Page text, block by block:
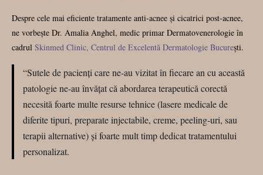
Despre cele mai eficiente tratamente anti-acnee și cicatrici post-acnee,
ne vorbește Dr. Amalia Anghel, medic primar Dermatovenerologie în
cadrul Skinmed Clinic, Centrul de Excelentă Dermatologie București.
“Sutele de pacienți care ne-au vizitat în fiecare an cu această
patologie ne-au învățat că abordarea terapeutică corectă
necesită foarte multe resurse tehnice (lasere medicale de
diferite tipuri, preparate injectabile, creme, peeling-uri, sau
terapii alternative) și foarte mult timp dedicat tratamentului
personalizat.